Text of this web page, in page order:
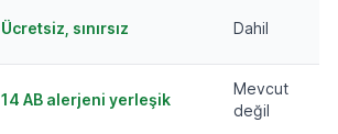
Ücretsiz, sınırsız Dahil
14 AB alerjeni yerleşik
Mevcut
değil